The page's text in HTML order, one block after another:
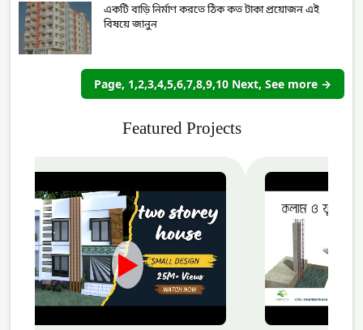
একটি বাড়ি নির্মাণ করতে ঠিক কত টাকা প্রয়োজন এই
বিষয়ে জানুন
Page, 1,2,3,4,5,6,7,8,9,10 Next, See more →
Featured Projects
►